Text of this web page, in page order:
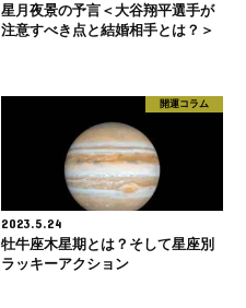
星月夜景の予言＜大谷翔平選手が
注意すべき点と結婚相手とは？＞
開運コラム
2023.5.24
牡牛座木星期とは？そして星座別
ラッキーアクション